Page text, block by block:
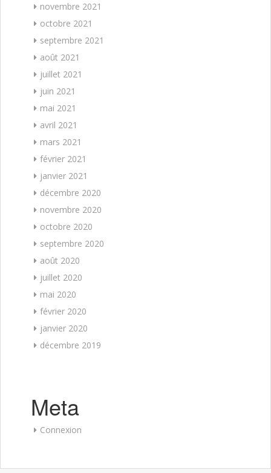
novembre 2021
octobre 2021
septembre 2021
août 2021
juillet 2021
juin 2021
mai 2021
avril 2021
mars 2021
février 2021
janvier 2021
décembre 2020
novembre 2020
octobre 2020
septembre 2020
août 2020
juillet 2020
mai 2020
février 2020
janvier 2020
décembre 2019
Meta
Connexion